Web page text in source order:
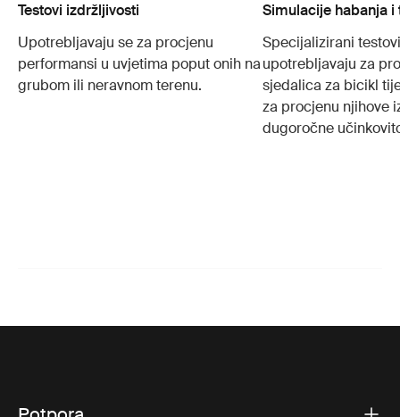
Testovi izdržljivosti
Upotrebljavaju se za procjenu
performansi u uvjetima poput onih na
grubom ili neravnom terenu.
Simulacije habanja i
Specijalizirani
upotrebljavaju za
sjedalica za bicikl
za procjenu njihove
dugoročne